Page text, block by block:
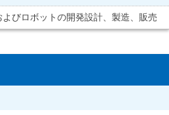
びロボットの開発設計、製造、販売